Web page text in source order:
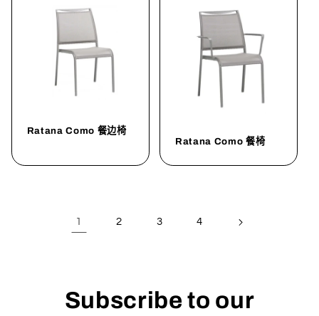
Ratana Como 餐边椅
Ratana Como 餐椅
1 2 3 4
Subscribe to our